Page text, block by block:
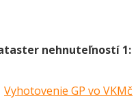
nehnuteľností 1:
Vyhotovenie GP vo VKMč